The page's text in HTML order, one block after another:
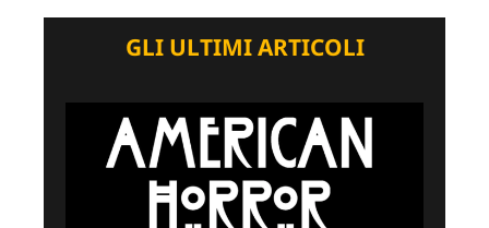
GLI ULTIMI ARTICOLI